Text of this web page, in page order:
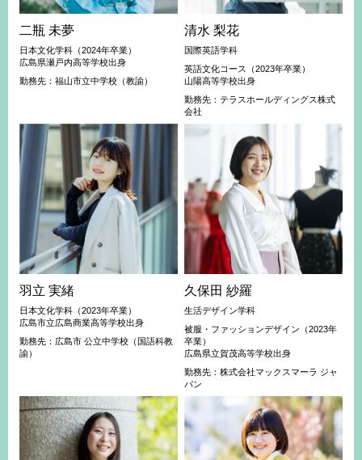
二瓶 未夢
日本文化学科（2024年卒業）
広島県瀬戸内高等学校出身
勤務先：福山市立中学校（教諭）
清水 梨花
国際英語学科
英語文化コース（2023年卒業）
山陽高等学校出身
勤務先：テラスホールディングス株式
会社
羽立 実緒
日本文化学科（2023年卒業）
広島市立広島商業高等学校出身
勤務先：広島市 公立中学校（国語科教
諭）
久保田 紗羅
生活デザイン学科
被服・ファッションデザイン（2023年
卒業）
広島県立賀茂高等学校出身
勤務先：株式会社マックスマーラ ジャ
パン